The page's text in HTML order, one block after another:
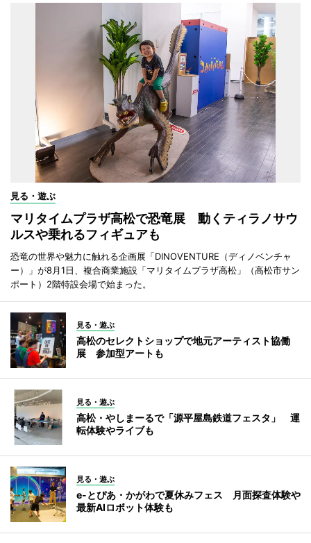
見る・遊ぶ
マリタイムプラザ高松で恐竜展 動くティラノサウ
ルスや乗れるフィギュアも
恐竜の世界や魅力に触れる企画展「DINOVENTURE（ディノベンチャ
ー）」が8月1日、複合商業施設「マリタイムプラザ高松」（高松市サン
ポート）2階特設会場で始まった。
見る・遊ぶ
高松のセレクトショップで地元アーティスト協働
展 参加型アートも
見る・遊ぶ
高松・やしまーるで「源平屋島鉄道フェスタ」 運
転体験やライブも
見る・遊ぶ
e-とぴあ・かがわで夏休みフェス 月面探査体験や
最新AIロボット体験も